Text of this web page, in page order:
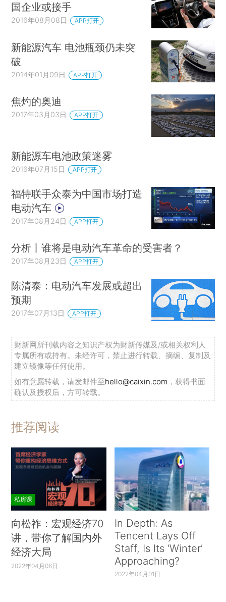
国企业或接手
2016年08月08日 APP打开
新能源汽车 电池瓶颈仍未突
破
2014年01月09日 APP打开
焦灼的奥迪
2017年03月03日 APP打开
新能源车电池政策迷雾
2016年07月15日 APP打开
福特联手众泰为中国市场打造
电动汽车
2017年08月24日 APP打开
分析丨谁将是电动汽车革命的受害者？
2017年08月23日 APP打开
陈清泰：电动汽车发展或超出
预期
2017年07月13日 APP打开
财新网所刊载内容之知识产权为财新传媒及/或相关权利人
专属所有或持有。未经许可，禁止进行转载、摘编、复制及
建立镜像等任何使用。
如有意愿转载，请发邮件至hello@caixin.com ，获得书面
确认及授权后，方可转载。
推荐阅读
私房课
向松祚：宏观经济70
讲，带你了解国内外
经济大局
2022年04月06日
In Depth: As
Tencent Lays Off
Staff, Is Its ‘Winter’
Approaching?
2022年04月01日